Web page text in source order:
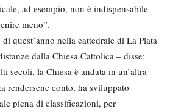
ad esempio, non è indispensabile
meno”.
quest’anno nella cattedrale di La Plata
dalla Chiesa Cattolica – disse:
secoli, la Chiesa è andata in un’altra
rendersene conto, ha sviluppato
piena di classificazioni, per